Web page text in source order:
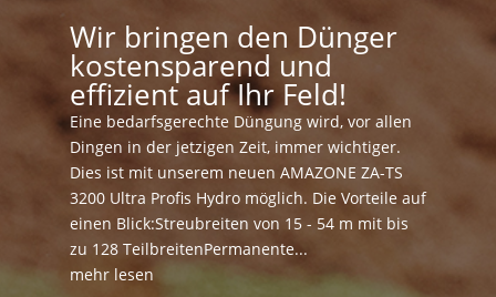
Wir bringen den Dünger
kostensparend und
effizient auf Ihr Feld!
Eine bedarfsgerechte Düngung wird, vor allen
Dingen in der jetzigen Zeit, immer wichtiger.
Dies ist mit unserem neuen AMAZONE ZA-TS
3200 Ultra Profis Hydro möglich. Die Vorteile auf
einen Blick:Streubreiten von 15 - 54 m mit bis
zu 128 TeilbreitenPermanente...
mehr lesen